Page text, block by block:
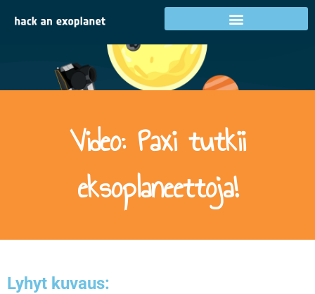
Video: Paxi tutkii
eksoplaneettoja!
Lyhyt kuvaus: